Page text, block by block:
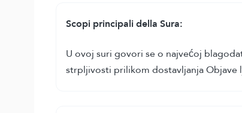
Scopi principali della Sura:
U ovoj suri govori se o najvećoj
strpljivosti prilikom dostavljanja Objave